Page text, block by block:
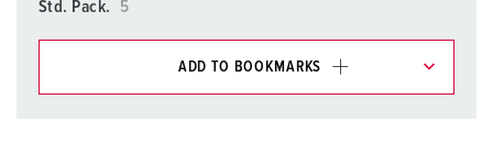
Std. Pack.
5
ADD TO BOOKMARKS